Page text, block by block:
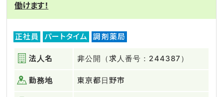
働けます！
正社員 パートタイム 調剤薬局
法人名 非公開（求人番号：244387）
勤務地 東京都日野市